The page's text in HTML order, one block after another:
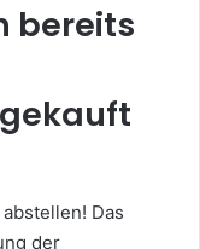
bereits
Das
der